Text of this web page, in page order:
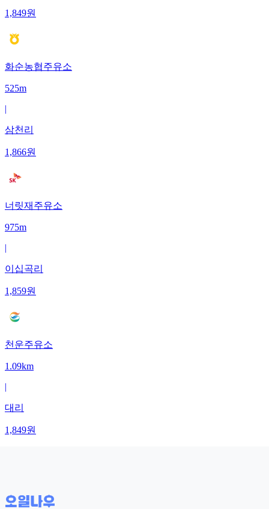
1,849원
화순농협주유소
525m
|
삼천리
1,866원
너릿재주유소
975m
|
이십곡리
1,859원
천운주유소
1.09km
|
대리
1,849원